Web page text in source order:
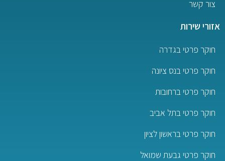
צור קשר
אזורי שירות
חוקר פרטי בגדרה
חוקר פרטי בנס ציונה
חוקר פרטי ברחובות
חוקר פרטי בתל אביב
חוקר פרטי בראשון לציון
חוקר פרטי גבעת שמואל